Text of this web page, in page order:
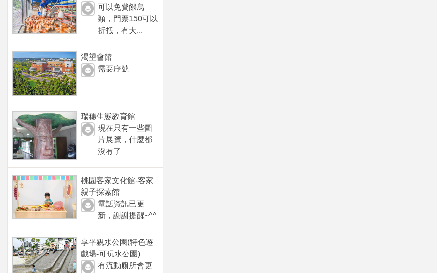
可以免費餵鳥
類，門票150可以
折抵，有大...
渴望會館
需要序號
瑞穗生態教育館
現在只有一些圖
片展覽，什麼都
沒有了
桃園客家文化館-客家
親子探索館
電話資訊已更
新，謝謝提醒~^^
享平親水公園(特色遊
戲場-可玩水公園)
有流動廁所會更